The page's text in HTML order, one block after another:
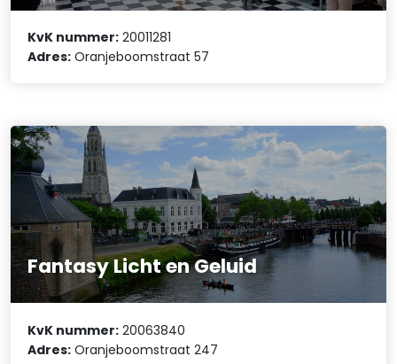
KvK nummer: 20011281
Adres: Oranjeboomstraat 57
Fantasy Licht en Geluid
KvK nummer: 20063840
Adres: Oranjeboomstraat 247